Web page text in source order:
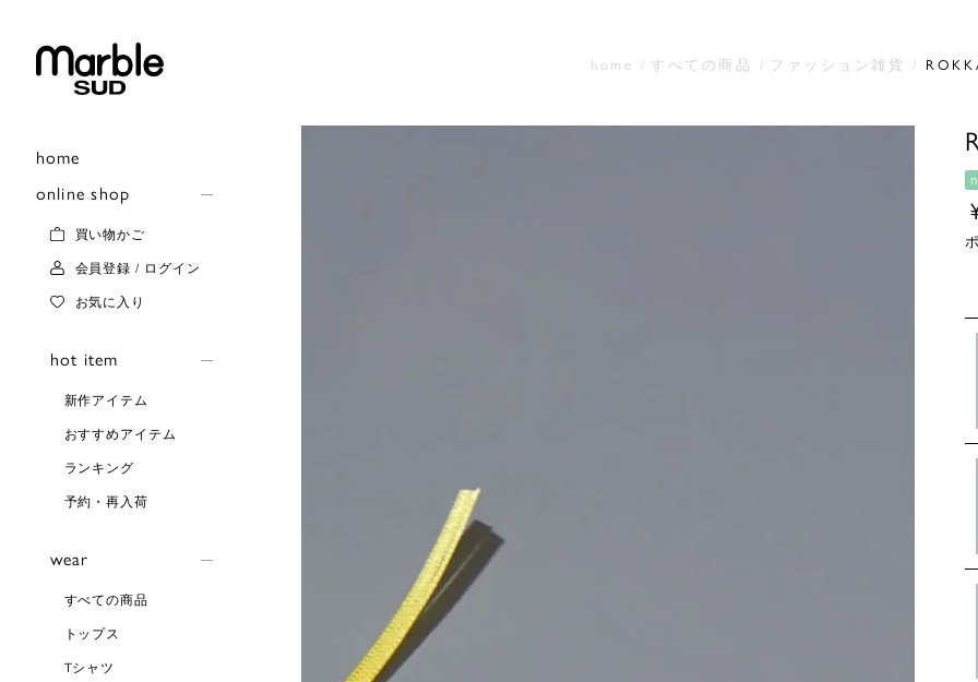
home
online shop
買い物かご
会員登録 / ログイン
お気に入り
hot item
新作アイテム
おすすめアイテム
ランキング
予約・再入荷
wear
すべての商品
トップス
Tシャツ
home すべての商品 ファッション雑貨